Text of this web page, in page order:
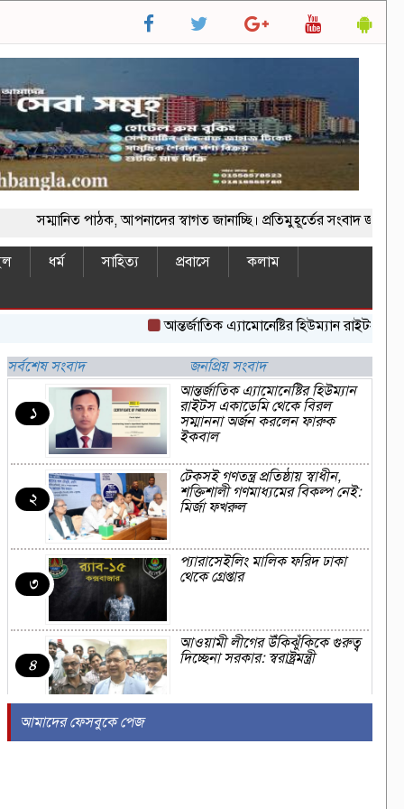
পাঠক, আপনাদের স্বাগত জানাচ্ছি। প্রতিমুহূর্তের সংবাদ জানতে
ধর্ম সাহিত্য প্রবাসে
কলাম
আন্তর্জাতিক এ্যামোনেষ্টির হিউম্যান রাইটস
সর্বশেষ সংবাদ জনপ্রিয় সংবাদ
১
আন্তর্জাতিক এ্যামোনেষ্টির হিউম্যান
রাইটস একাডেমি থেকে বিরল
সম্মাননা অর্জন করলেন ফারুক
ইকবাল
২
টেকসই গণতন্ত্র প্রতিষ্ঠায় স্বাধীন,
শক্তিশালী গণমাধ্যমের বিকল্প নেই:
মির্জা ফখরুল
৩
প্যারাসেইলিং মালিক ফরিদ ঢাকা
থেকে গ্রেপ্তার
৪
আওয়ামী লীগের উঁকিঝুঁকিকে গুরুত্ব
দিচ্ছেনা সরকার: স্বরাষ্ট্রমন্ত্রী
আমাদের ফেসবুকে পেজ